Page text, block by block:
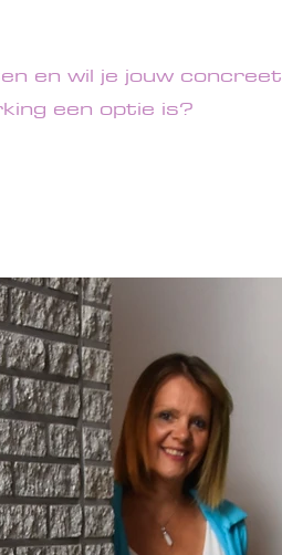
en wil je jouw concreet
een optie is?